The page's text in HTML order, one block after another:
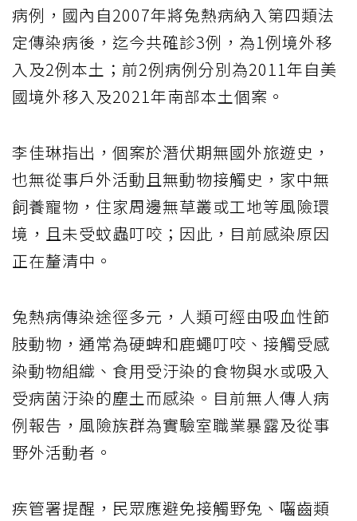
病例，國內自2007年將兔熱病納入第四類法
定傳染病後，迄今共確診3例，為1例境外移
入及2例本土；前2例病例分別為2011年自美
國境外移入及2021年南部本土個案。
李佳琳指出，個案於潛伏期無國外旅遊史，
也無從事戶外活動且無動物接觸史，家中無
飼養寵物，住家周邊無草叢或工地等風險環
境，且未受蚊蟲叮咬；因此，目前感染原因
正在釐清中。
兔熱病傳染途徑多元，人類可經由吸血性節
肢動物，通常為硬蜱和鹿蠅叮咬、接觸受感
染動物組織、食用受汙染的食物與水或吸入
受病菌汙染的塵土而感染。目前無人傳人病
例報告，風險族群為實驗室職業暴露及從事
野外活動者。
疾管署提醒，民眾應避免接觸野兔、囓齒類